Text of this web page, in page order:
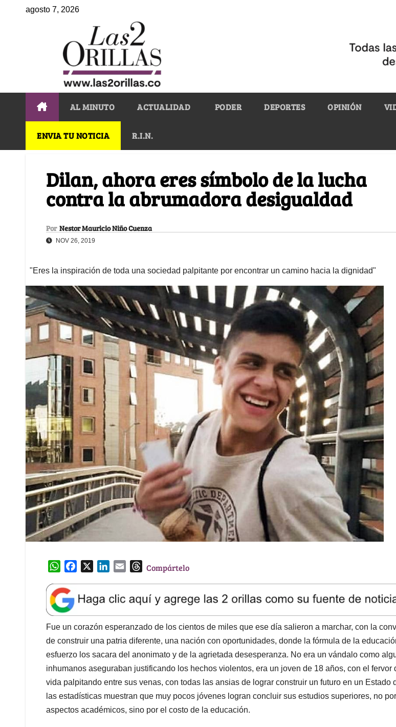
agosto 7, 2026
AL MINUTO ACTUALIDAD PODER DEPORTES OPINIÓN
ENVIA TU NOTICIA R.I.N.
Dilan, ahora eres símbolo de la lucha
contra la abrumadora desigualdad
Por Nestor Mauricio Niño Cuenza
NOV 26, 2019
"Eres la inspiración de toda una sociedad palpitante por encontrar un camino hacia la dignidad"
W
a
t
s
A
p
p
e
b
o
o
k
k
e
d
I
n
l
T
e
a
d
s
Compártelo
Fue un corazón esperanzado de los cientos de miles que ese día salieron a marchar, con la
de construir una patria diferente, una nación con oportunidades, donde la fórmula de la
esfuerzo los sacara del anonimato y de la agrietada desesperanza. No era un vándalo como
inhumanos aseguraban justificando los hechos violentos, era un joven de 18 años, con el fervor
vida palpitando entre sus venas, con todas las ansias de lograr construir un futuro en un Estado
las estadísticas muestran que muy pocos jóvenes logran concluir sus estudios superiores, no por
aspectos académicos, sino por el costo de la educación.